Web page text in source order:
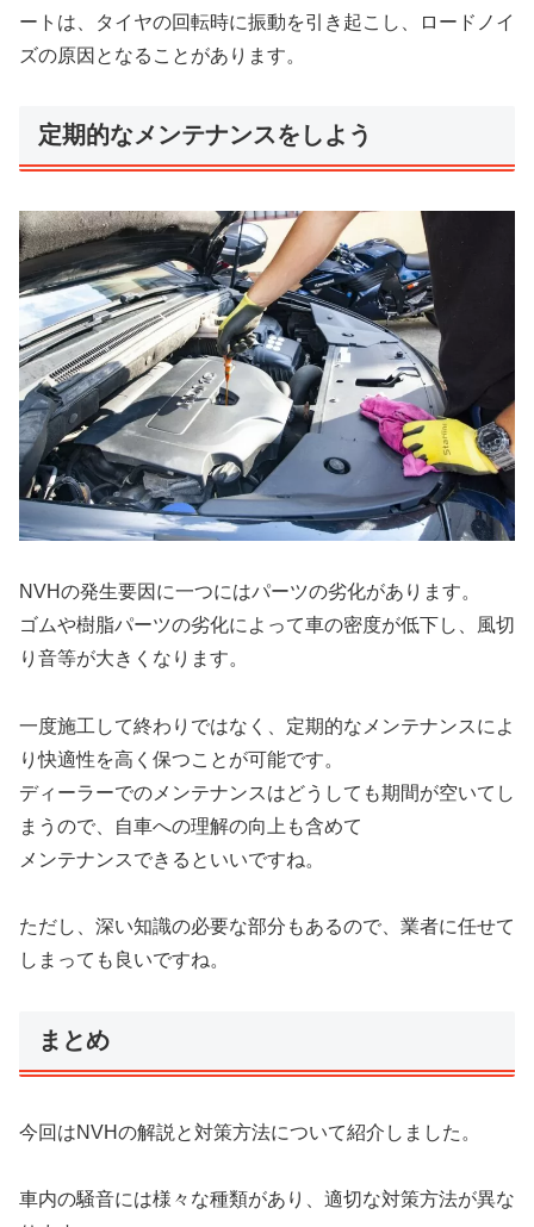
ートは、タイヤの回転時に振動を引き起こし、ロードノイ
ズの原因となることがあります。
定期的なメンテナンスをしよう
NVHの発生要因に一つにはパーツの劣化があります。
ゴムや樹脂パーツの劣化によって車の密度が低下し、風切
り音等が大きくなります。
一度施工して終わりではなく、定期的なメンテナンスによ
り快適性を高く保つことが可能です。
ディーラーでのメンテナンスはどうしても期間が空いてし
まうので、自車への理解の向上も含めて
メンテナンスできるといいですね。
ただし、深い知識の必要な部分もあるので、業者に任せて
しまっても良いですね。
まとめ
今回はNVHの解説と対策方法について紹介しました。
車内の騒音には様々な種類があり、適切な対策方法が異な